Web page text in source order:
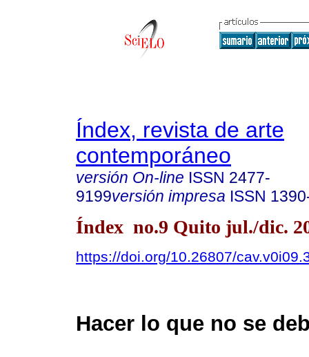
Índex, revista de arte
contemporáneo
versión On-line ISSN 2477-
9199versión impresa ISSN
Índex no.9 Quito jul./dic.
https://doi.org/10.26807/
Hacer lo que no se